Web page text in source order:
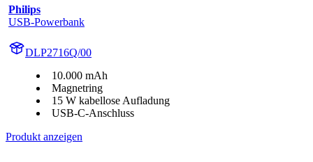
Philips
USB-Powerbank
DLP2716Q/00
10.000 mAh
Magnetring
15 W kabellose Aufladung
USB-C-Anschluss
Produkt anzeigen